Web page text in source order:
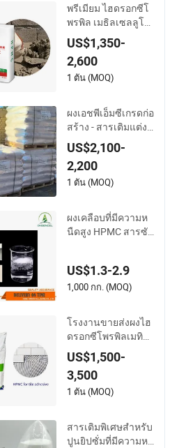
พรีเมียม ไฮดรอกซีโ
พรพิล เมธิลเซลลูโล
ส 2000000 เอชพีเอ็ม
ซี - มีความหลากหลา
ยสำหรับหลายอุตสา
หกรรม เอชพีเอ็มซี
US$1,350-
2,600
1 ตัน (MOQ)
ผงเอชพีเอ็มซีเกรดก่อ
สร้าง - สารเติมแต่งปู
นซีเมนต์เพื่อปรับปรุง
ความสามารถในการ
ทำงาน
US$2,100-
2,200
1 ตัน (MOQ)
ผงเคลือบที่มีความห
นืดสูง HPMC สารซัก
US$1.3-2.9
1,000 กก. (MOQ)
โรงงานขายส่งผงไฮ
ดรอกซีโพรพิลเมทิลเ
ซลลูโลสเกรดก่อสร้า
งสำหรับกาวเซรามิก
US$1,500-
3,500
1 ตัน (MOQ)
สารเติมพิเศษสำหรับ
ปูนยิปซั่มที่มีความห